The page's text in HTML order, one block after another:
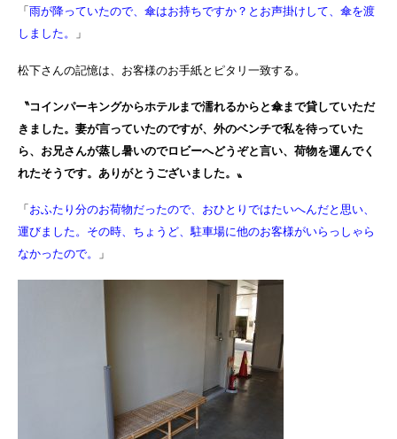
「 雨が降っていたので、傘はお持ちですか？とお声掛けして、傘を渡
しました。
」
松下さんの記憶は、お客様のお手紙とピタリ一致する。
〝コインパーキングからホテルまで濡れるからと傘まで貸していただ
きました。妻が言っていたのですが、外のベンチで私を待っていた
ら、お兄さんが蒸し暑いのでロビーへどうぞと言い、荷物を運んでく
れたそうです。ありがとうございました。〟
「 おふたり分のお荷物だったので、おひとりではたいへんだと思い、
運びました。その時、ちょうど、駐車場に他のお客様がいらっしゃら
なかったので。
」